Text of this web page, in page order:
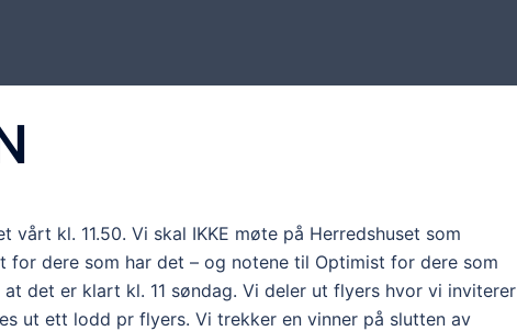
kl. 11.50. Vi skal IKKE møte på Herredshuset som
for dere som har det – og notene til Optimist for dere som
det er klart kl. 11 søndag. Vi deler ut flyers hvor vi inviterer
ut ett lodd pr flyers. Vi trekker en vinner på slutten av